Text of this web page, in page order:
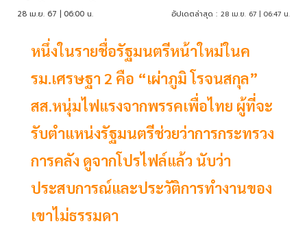
28 เม.ย. 67 | 06:00 น. อัปเดตล่าสุด : 28 เม.ย. 67 | 06:47 น.
หนึ่งในรายชื่อรัฐมนตรีหน้าใหม่ในค
รม.เศรษฐา 2 คือ “เผ่าภูมิ โรจนสกุล”
สส.หนุ่มไฟแรงจากพรรคเพื่อไทย ผู้ที่จะ
รับตำแหน่งรัฐมนตรีช่วยว่าการกระทรวง
การคลัง ดูจากโปรไฟล์แล้ว นับว่า
ประสบการณ์และประวัติการทำงานของ
เขาไม่ธรรมดา